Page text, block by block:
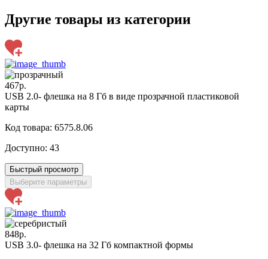
Другие товары из категории
467р.
USB 2.0- флешка на 8 Гб в виде прозрачной пластиковой
карты
Код товара: 6575.8.06
Доступно: 43
Быстрый просмотр
Выберите параметры
848р.
USB 3.0- флешка на 32 Гб компактной формы